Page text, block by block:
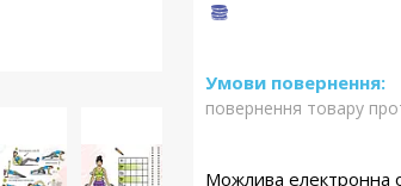
повернення товару